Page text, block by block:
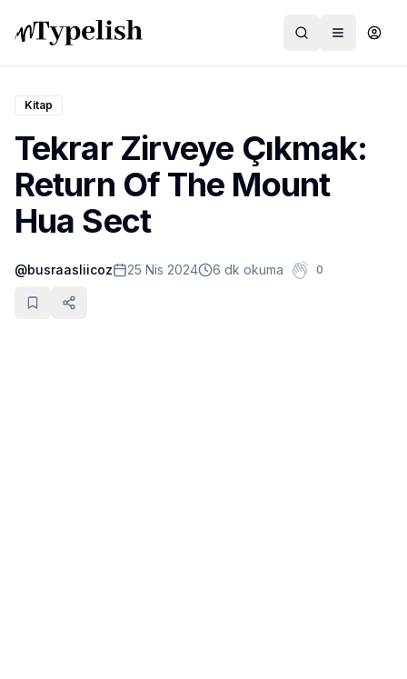
Dünya
Film ve Dizi
Kültür ve Sanat
Sağlık
Siyaset ve Tarih
Kitap
Tekrar Zirveye Çıkmak:
Return Of The Mount
Hua Sect
@busraasliicoz 25 Nis 2024 6 dk okuma 0